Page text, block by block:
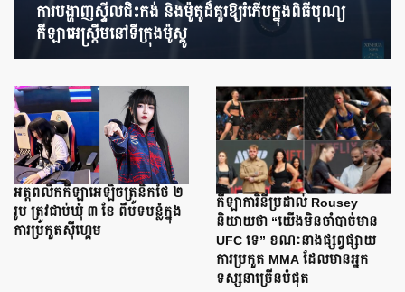
ការបង្ហាញស្ទីលជិះកង់ និងម៉ូតូដ៏គួរឱ្យរំភើបក្នុងពិធីបុណ្យ
កីឡាអេស្ត្រីមនៅទីក្រុងម៉ូស្គូ
អត្តពលិកកីឡាអេឡិចត្រូនិកថៃ ២
រូប ត្រូវជាប់ឃុំ ៣ ខែ ពីបទបន្លំក្នុង
ការប្រកួតស៊ីហ្គេម
កីឡាការិនីប្រដាល់ Rousey
និយាយថា “យើងមិនចាំបាច់មាន
UFC ទេ” ខណៈនាងផ្សព្វផ្សាយ
ការប្រកួត MMA ដែលមានអ្នក
ទស្សនាច្រើនបំផុត